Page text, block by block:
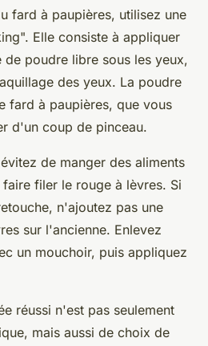
fard à paupières, utilisez une
Elle consiste à appliquer
de poudre libre sous les yeux,
des yeux. La poudre
fard à paupières, que vous
d'un coup de pinceau.
de manger des aliments
filer le rouge à lèvres. Si
n'ajoutez pas une
sur l'ancienne. Enlevez
un mouchoir, puis appliquez
réussi n'est pas seulement
mais aussi de choix de